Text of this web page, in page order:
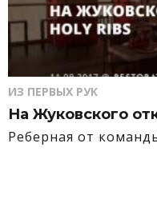
ИЗ ПЕРВЫХ РУК
На Жуковского
Реберная от